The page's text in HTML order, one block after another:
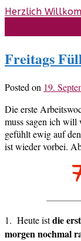
Skip
content
Herzlich
Freitags
Posted on 19.
Die erste
muss sagen ich
gefühlt ewig auf
ist wieder vorbei.
1. Heute istdie
morgen nochmal